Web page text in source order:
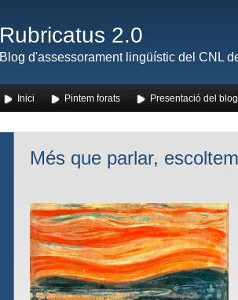
Rubricatus 2.0
Blog d'assessorament lingüístic del CNL
Inici Pintem forats Presentació del blog
Més que parlar, escoltem